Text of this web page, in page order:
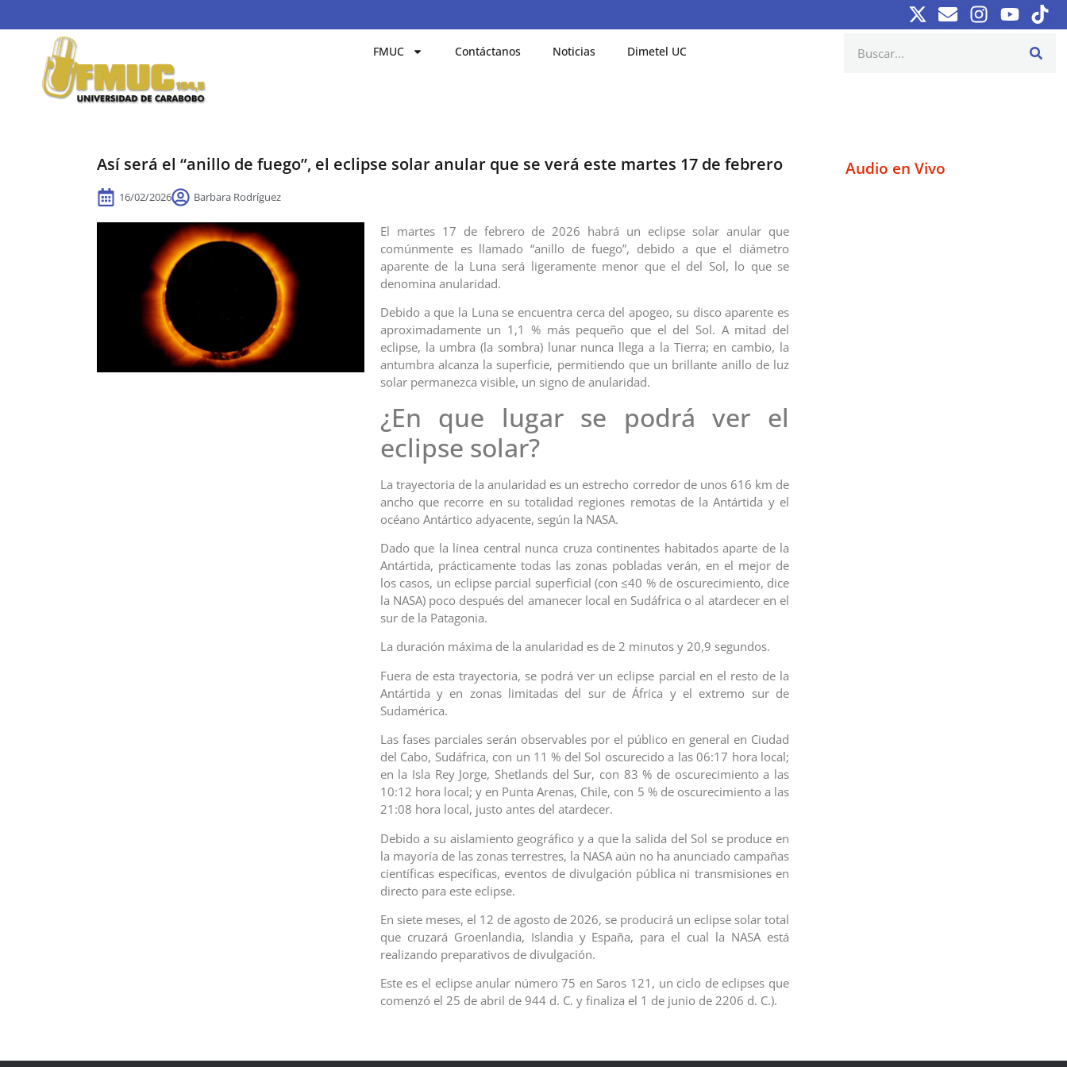
FMUC Contáctanos Noticias Dimetel UC
Así será el “anillo de fuego”, el eclipse solar anular que se verá este martes 17 de febrero
16/02/2026 Barbara Rodríguez
El martes 17 de febrero de 2026 habrá un eclipse solar anular que
comúnmente es llamado “anillo de fuego”, debido a que el diámetro
aparente de la Luna será ligeramente menor que el del Sol, lo que se
denomina anularidad.
Debido a que la Luna se encuentra cerca del apogeo, su disco aparente es
aproximadamente un 1,1 % más pequeño que el del Sol. A mitad del
eclipse, la umbra (la sombra) lunar nunca llega a la Tierra; en cambio, la
antumbra alcanza la superficie, permitiendo que un brillante anillo de luz
solar permanezca visible, un signo de anularidad.
¿En que lugar se podrá ver el
eclipse solar?
La trayectoria de la anularidad es un estrecho corredor de unos 616 km de
ancho que recorre en su totalidad regiones remotas de la Antártida y el
océano Antártico adyacente, según la NASA.
Dado que la línea central nunca cruza continentes habitados aparte de la
Antártida, prácticamente todas las zonas pobladas verán, en el mejor de
los casos, un eclipse parcial superficial (con ≤40 % de oscurecimiento, dice
la NASA) poco después del amanecer local en Sudáfrica o al atardecer en el
sur de la Patagonia.
La duración máxima de la anularidad es de 2 minutos y 20,9 segundos.
Fuera de esta trayectoria, se podrá ver un eclipse parcial en el resto de la
Antártida y en zonas limitadas del sur de África y el extremo sur de
Sudamérica.
Las fases parciales serán observables por el público en general en Ciudad
del Cabo, Sudáfrica, con un 11 % del Sol oscurecido a las 06:17 hora local;
en la Isla Rey Jorge, Shetlands del Sur, con 83 % de oscurecimiento a las
10:12 hora local; y en Punta Arenas, Chile, con 5 % de oscurecimiento a las
21:08 hora local, justo antes del atardecer.
Debido a su aislamiento geográfico y a que la salida del Sol se produce en
la mayoría de las zonas terrestres, la NASA aún no ha anunciado campañas
científicas específicas, eventos de divulgación pública ni transmisiones en
directo para este eclipse.
En siete meses, el 12 de agosto de 2026, se producirá un eclipse solar total
que cruzará Groenlandia, Islandia y España, para el cual la NASA está
realizando preparativos de divulgación.
Este es el eclipse anular número 75 en Saros 121, un ciclo de eclipses que
comenzó el 25 de abril de 944 d. C. y finaliza el 1 de junio de 2206 d. C.).
Audio en Vivo